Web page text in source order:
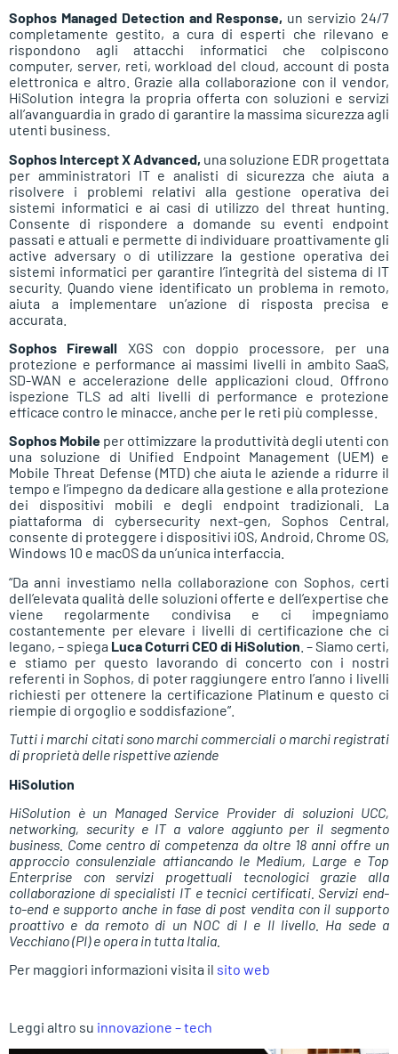
Sophos Managed Detection and Response, un servizio 24/7
completamente gestito, a cura di esperti che rilevano e
rispondono agli attacchi informatici che colpiscono
computer, server, reti, workload del cloud, account di posta
elettronica e altro. Grazie alla collaborazione con il vendor,
HiSolution integra la propria offerta con soluzioni e servizi
all’avanguardia in grado di garantire la massima sicurezza agli
utenti business.
Sophos Intercept X Advanced, una soluzione EDR progettata
per amministratori IT e analisti di sicurezza che aiuta a
risolvere i problemi relativi alla gestione operativa dei
sistemi informatici e ai casi di utilizzo del threat hunting.
Consente di rispondere a domande su eventi endpoint
passati e attuali e permette di individuare proattivamente gli
active adversary o di utilizzare la gestione operativa dei
sistemi informatici per garantire l’integrità del sistema di IT
security. Quando viene identificato un problema in remoto,
aiuta a implementare un’azione di risposta precisa e
accurata.
Sophos Firewall XGS con doppio processore, per una
protezione e performance ai massimi livelli in ambito SaaS,
SD-WAN e accelerazione delle applicazioni cloud. Offrono
ispezione TLS ad alti livelli di performance e protezione
efficace contro le minacce, anche per le reti più complesse.
Sophos Mobile per ottimizzare la produttività degli utenti con
una soluzione di Unified Endpoint Management (UEM) e
Mobile Threat Defense (MTD) che aiuta le aziende a ridurre il
tempo e l’impegno da dedicare alla gestione e alla protezione
dei dispositivi mobili e degli endpoint tradizionali. La
piattaforma di cybersecurity next-gen, Sophos Central,
consente di proteggere i dispositivi iOS, Android, Chrome OS,
Windows 10 e macOS da un’unica interfaccia.
“Da anni investiamo nella collaborazione con Sophos, certi
dell’elevata qualità delle soluzioni offerte e dell’expertise che
viene regolarmente condivisa e ci impegniamo
costantemente per elevare i livelli di certificazione che ci
legano, – spiega Luca Coturri CEO di HiSolution . – Siamo certi,
e stiamo per questo lavorando di concerto con i nostri
referenti in Sophos, di poter raggiungere entro l’anno i livelli
richiesti per ottenere la certificazione Platinum e questo ci
riempie di orgoglio e soddisfazione”.
Tutti i marchi citati sono marchi commerciali o marchi registrati
di proprietà delle rispettive aziende
HiSolution
HiSolution è un Managed Service Provider di soluzioni UCC,
networking, security e IT a valore aggiunto per il segmento
business. Come centro di competenza da oltre 18 anni offre un
approccio consulenziale affiancando le Medium, Large e Top
Enterprise con servizi progettuali tecnologici grazie alla
collaborazione di specialisti IT e tecnici certificati. Servizi end-
to-end e supporto anche in fase di post vendita con il supporto
proattivo e da remoto di un NOC di I e II livello. Ha sede a
Vecchiano (PI) e opera in tutta Italia.
Per maggiori informazioni visita il sito web
Leggi altro su innovazione – tech